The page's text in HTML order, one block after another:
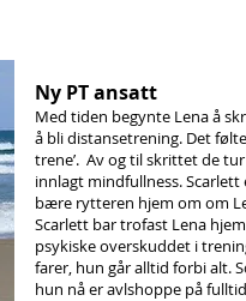
Ny PT ansatt
Med tiden begynte Lena å
å bli distansetrening. Det
trene’. Av og til skrittet de
innlagt mindfullness.
bære rytteren hjem om om
Scarlett bar trofast Lena
psykiske overskuddet i
farer, hun går alltid forbi alt.
hun nå er avlshoppe på